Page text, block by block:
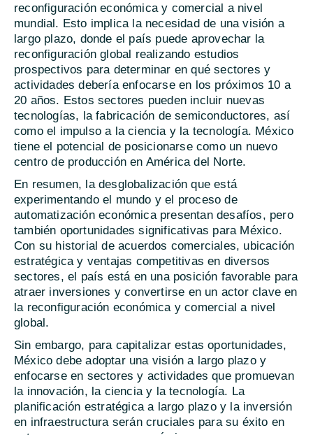
reconfiguración económica y comercial a nivel
mundial. Esto implica la necesidad de una visión a
largo plazo, donde el país puede aprovechar la
reconfiguración global realizando estudios
prospectivos para determinar en qué sectores y
actividades debería enfocarse en los próximos 10 a
20 años. Estos sectores pueden incluir nuevas
tecnologías, la fabricación de semiconductores, así
como el impulso a la ciencia y la tecnología. México
tiene el potencial de posicionarse como un nuevo
centro de producción en América del Norte.
En resumen, la desglobalización que está
experimentando el mundo y el proceso de
automatización económica presentan desafíos, pero
también oportunidades significativas para México.
Con su historial de acuerdos comerciales, ubicación
estratégica y ventajas competitivas en diversos
sectores, el país está en una posición favorable para
atraer inversiones y convertirse en un actor clave en
la reconfiguración económica y comercial a nivel
global.
Sin embargo, para capitalizar estas oportunidades,
México debe adoptar una visión a largo plazo y
enfocarse en sectores y actividades que promuevan
la innovación, la ciencia y la tecnología. La
planificación estratégica a largo plazo y la inversión
en infraestructura serán cruciales para su éxito en